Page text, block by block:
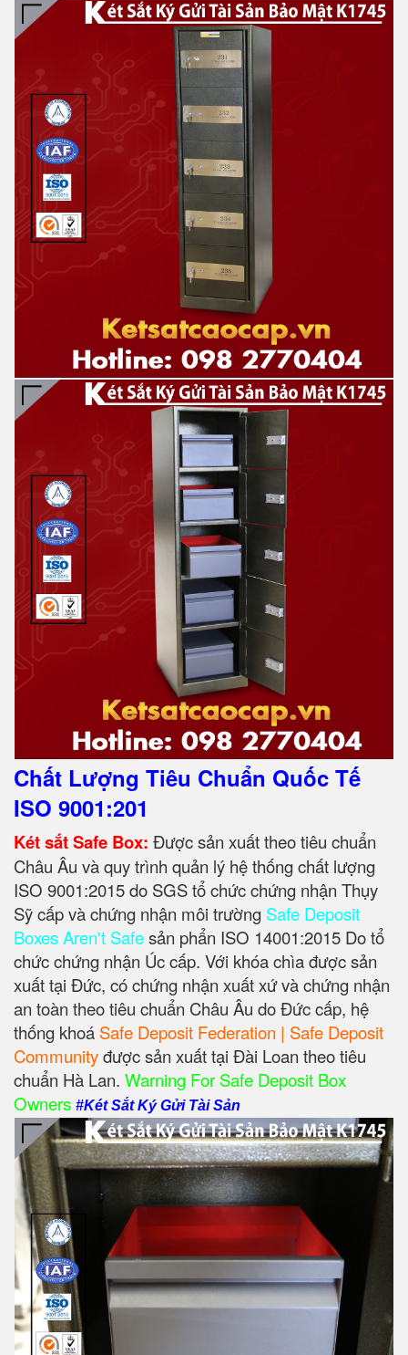
Chất Lượng Tiêu Chuẩn Quốc Tế
ISO 9001:201
Két sắt Safe Box: Được sản xuất theo tiêu chuẩn
Châu Âu và quy trình quản lý hệ thống chất lượng
ISO 9001:2015 do SGS tổ chức chứng nhận Thụy
Sỹ cấp và chứng nhận môi trường Safe Deposit
Boxes Aren't Safesản phẩn ISO 14001:2015 Do tổ
chức chứng nhận Úc cấp. Với khóa chìa được sản
xuất tại Đức, có chứng nhận xuất xứ và chứng nhận
an toàn theo tiêu chuẩn Châu Âu do Đức cấp, hệ
thống khoá Safe Deposit Federation | Safe Deposit
Communityđược sản xuất tại Đài Loan theo tiêu
chuẩn Hà Lan. Warning For Safe Deposit Box
Owners #Két Sắt Ký Gửi Tài Sản